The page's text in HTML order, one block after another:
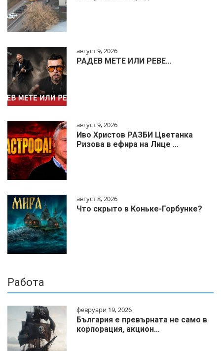
август 9, 2026
РАДЕВ МЕТЕ ИЛИ РЕВЕ…
август 9, 2026
Иво Христов РАЗБИ Цветанка
Ризова в ефира на Лице …
август 8, 2026
Что скрыто в Коньке-Горбунке?
Работа
февруари 19, 2026
България е превърната не само в
корпорация, акцион…